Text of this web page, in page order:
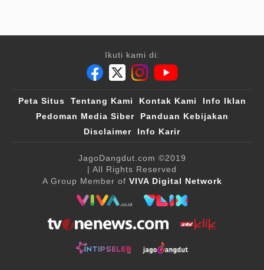
Ikuti kami di:
Peta Situs Tentang Kami Kontak Kami
Info Iklan
Pedoman Media Siber
Panduan Kebijakan
Disclaimer
Info Karir
JagoDangdut.com ©2019
| All Rights Reserved
A Group Member of VIVA Digital Network